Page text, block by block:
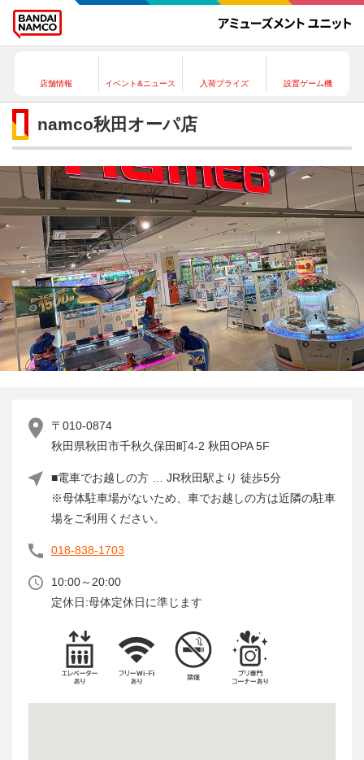
店舗情報 イベント&ニュース 入荷プライズ 設置ゲーム機
namco秋田オーパ店
〒010-0874
秋田県秋田市千秋久保田町4-2 秋田OPA 5F
■電車でお越しの方 … JR秋田駅より 徒歩5分
※母体駐車場がないため、車でお越しの方は近隣の駐車
場をご利用ください。
018-838-1703
10:00～20:00
定休日:母体定休日に準じます